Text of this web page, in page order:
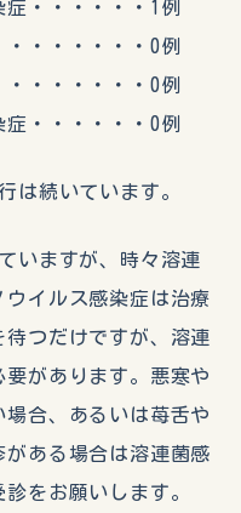
・・・・・1例
・・・・・0例
・・・・・0例
・・・・・0例
は続いています。
いますが、時々溶連
イルス感染症は治療
つだけですが、溶連
があります。悪寒や
合、あるいは苺舌や
ある場合は溶連菌感
をお願いします。